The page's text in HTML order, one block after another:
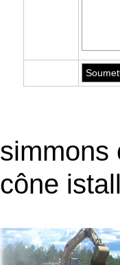
simmons
cône